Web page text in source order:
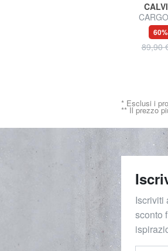
89,90
* Esclusi i
** Il prezzo
Iscriviti
sconto